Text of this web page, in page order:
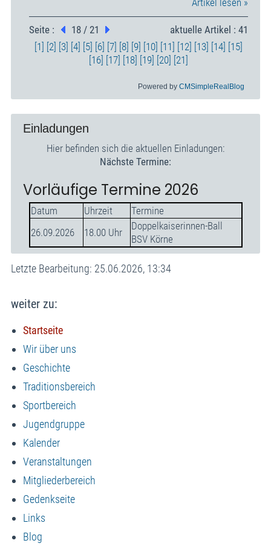
Artikel lesen »
aktuelle Artikel : 41
Seite :
18 / 21
[1]
[2] [3] [4] [5] [6] [7] [8] [9] [10] [11] [12] [13] [14]
[15]
[16]
[17] [18] [19] [20] [21]
Powered byCMSimpleRealBlog
Einladungen
Hier befinden sich die aktuellen Einladungen:
Nächste Termine:
Vorläufige Termine 2026
Datum Uhrzeit
Termine
26.09.2026
18.00 Uhr
Doppelkaiserinnen-Ball
BSV Körne
Letzte Bearbeitung: 25.06.2026, 13:34
weiter zu:
Startseite
Wir über uns
Geschichte
Traditionsbereich
Sportbereich
Jugendgruppe
Kalender
Veranstaltungen
Mitgliederbereich
Gedenkseite
Links
Blog